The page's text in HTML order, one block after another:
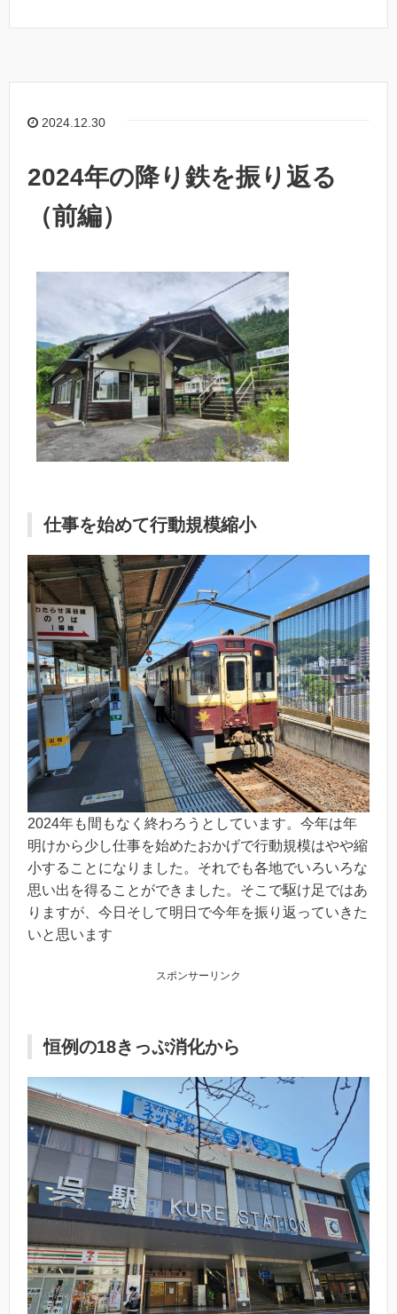
2024.12.30
2024年の降り鉄を振り返る
（前編）
仕事を始めて行動規模縮小
2024年も間もなく終わろうとしています。今年は年
明けから少し仕事を始めたおかげで行動規模はやや縮
小することになりました。それでも各地でいろいろな
思い出を得ることができました。そこで駆け足ではあ
りますが、今日そして明日で今年を振り返っていきた
いと思います
スポンサーリンク
恒例の18きっぷ消化から